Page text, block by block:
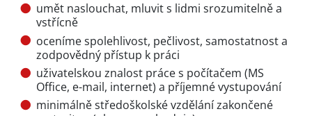
umět naslouchat, mluvit s lidmi srozumitelně a
vstřícně
oceníme spolehlivost, pečlivost, samostatnost a
zodpovědný přístup k práci
uživatelskou znalost práce s počítačem (MS
Office, e-mail, internet) a příjemné vystupování
minimálně středoškolské vzdělání zakončené